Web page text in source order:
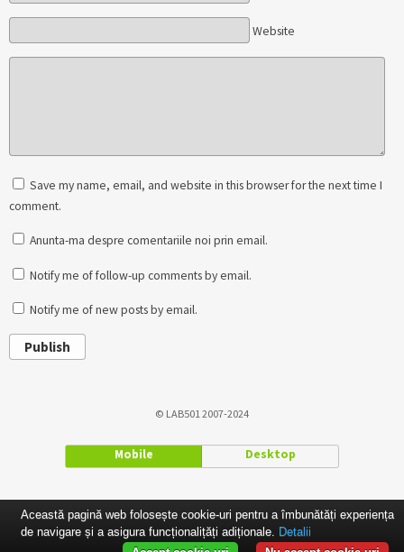
Website
Save my name, email, and website in this browser for the next time I
comment.
Anunta-ma despre comentariile noi prin email.
Notify me of follow-up comments by email.
Notify me of new posts by email.
Publish
© LAB501 2007-2024
Mobile Desktop
Această pagină web folosește cookie-uri pentru a îmbunătăți experiența
de navigare și a asigura funcționalițăți adiționale. Detalii